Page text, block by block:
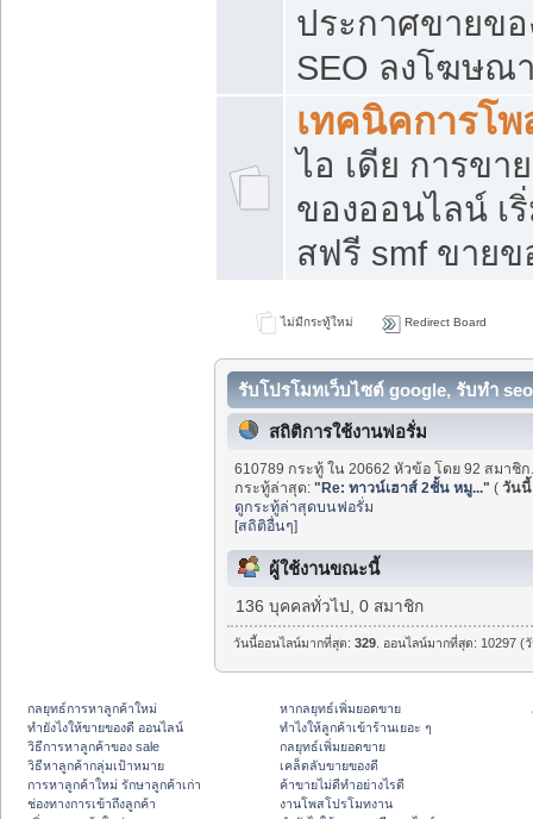
ประกาศขายข
SEO ลงโฆษณ
เทคนิคการโ
ไอ เดีย การขา
ของออนไลน์ เ
สฟรี smf ขาย
ไม่มีกระทู้ใหม่ Redirect Board
รับโปรโมทเว็บไซต์ google, รับทำ
สถิติการใช้งานฟอรั่ม
610789 กระทู้ ใน 20662 หัวข้อ โดย 92 สมาชิ
กระทู้ล่าสุด:"Re: ทาวน์เฮาส์ 2ชั้น หมู..." (วันนี้
ดูกระทู้ล่าสุดบนฟอรั่ม
[สถิติอื่นๆ]
ผู้ใช้งานขณะนี้
136 บุคคลทั่วไป, 0 สมาชิก
วันนี้ออนไลน์มากที่สุด:329 . ออนไลน์มากที่สุด: 10297
กลยุทธ์การหาลูกค้าใหม่
ทํายังไงให้ขายของดี ออนไลน์
วิธีการหาลูกค้าของ sale
วิธีหาลูกค้ากลุ่มเป้าหมาย
การหาลูกค้าใหม่ รักษาลูกค้าเก่า
ช่องทางการเข้าถึงลูกค้า
หากลยุทธ์เพิ่มยอดขาย
ทําไงให้ลูกค้าเข้าร้านเยอะ ๆ
กลยุทธ์เพิ่มยอดขาย
เคล็ดลับขายของดี
ค้าขายไม่ดีทำอย่างไรดี
งานโพสโปรโมทงาน